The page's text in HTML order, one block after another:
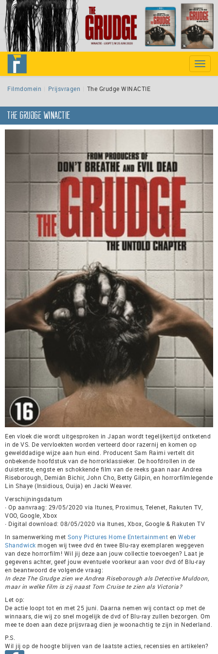
Toggle
Filmdomein Prijsvragen The Grudge WINACTIE
The Grudge WINACTIE
Een vloek die wordt uitgesproken in Japan wordt tegelijkertijd ontketend
in de VS. De vervloekten worden verteerd door razernij en komen op
gewelddadige wijze aan hun eind. Producent Sam Raimi vertelt dit
onbekende hoofdstuk van de horrorklassieker. De hoofdrollen in de
duisterste, engste en schokkende film van de reeks gaan naar Andrea
Riseborough, Demián Bichir, John Cho, Betty Gilpin, en horrorfilmlegende
Lin Shaye (Insidious, Ouija) en Jacki Weaver.
Verschijningsdatum
∙ Op aanvraag: 29/05/2020 via Itunes, Proximus, Telenet, Rakuten TV,
VOO, Google, Xbox
∙ Digital download: 08/05/2020 via Itunes, Xbox, Google & Rakuten TV
In samenwerking met Sony Pictures Home Entertainment en Weber
Shandwick mogen wij twee dvd én twee Blu-ray exemplaren weggeven
van deze horrorfilm! Wil jij deze aan jouw collectie toevoegen? Laat je
gegevens achter, geef jouw eventuele voorkeur aan voor dvd óf Blu-ray
en beantwoord de volgende vraag:
In deze The Grudge zien we Andrea Riseborough als Detective Muldoon,
maar in welke film is zij naast Tom Cruise te zien als Victoria?
Let op:
De actie loopt tot en met 25 juni. Daarna nemen wij contact op met de
winnaars, die wij zo snel mogelijk de dvd of Blu-ray zullen bezorgen. Om
mee te doen aan deze prijsvraag dien je woonachtig te zijn in Nederland.
P.S.
Wil jij op de hoogte blijven van de laatste acties, recensies en artikelen?